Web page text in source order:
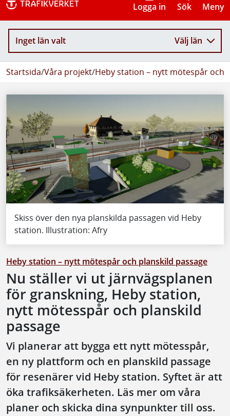
Logga in Sök Meny
Inget län valt Välj län
Startsida/Våra projekt/Heby station – nytt mötespår och
Skiss över den nya planskilda passagen vid Heby
station. Illustration: Afry
Heby station – nytt mötespår och planskild passage
Nu ställer vi ut järnvägsplanen
för granskning, Heby station,
nytt mötesspår och planskild
passage
Vi planerar att bygga ett nytt mötesspår,
en ny plattform och en planskild passage
för resenärer vid Heby station. Syftet är att
öka trafiksäkerheten. Läs mer om våra
planer och skicka dina synpunkter till oss.